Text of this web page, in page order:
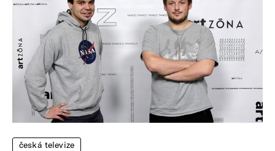
česká televize